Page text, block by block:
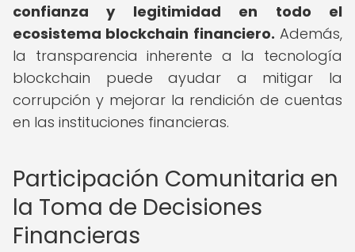
confianza y legitimidad en todo el
ecosistema blockchain financiero. Además,
la transparencia inherente a la tecnología
blockchain puede ayudar a mitigar la
corrupción y mejorar la rendición de cuentas
en las instituciones financieras.
Participación Comunitaria en
la Toma de Decisiones
Financieras